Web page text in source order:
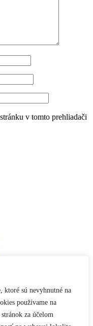
ktoré sú nevyhnutné na
používame na
za účelom
v tomto prehliadači